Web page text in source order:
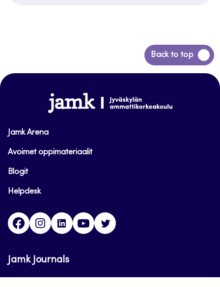
Back to top
Siirry
takaisin
www.jamk.fi
Jamk Arena
Avoimet oppimateriaalit
Blogit
Helpdesk
FacebookInstagram
LinkedInYoutube
Jamk Journals